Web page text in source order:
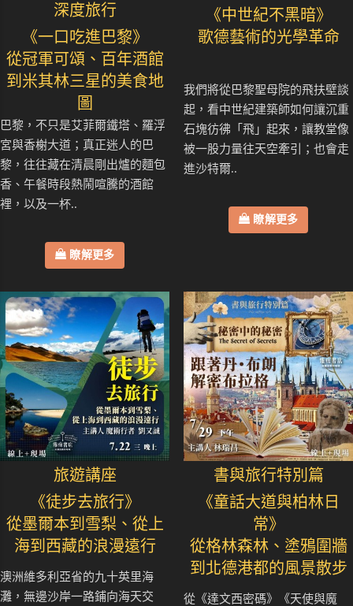
深度旅行
《一口吃進巴黎》
從冠軍可頌、百年酒館
到米其林三星的美食地
圖
巴黎，不只是艾菲爾鐵塔、羅浮
宮與香榭大道；真正迷人的巴
黎，往往藏在清晨剛出爐的麵包
香、午餐時段熱鬧喧騰的酒館
裡，以及一杯..
瞭解更多
《中世紀不黑暗》
歌德藝術的光學革命
我們將從巴黎聖母院的飛扶壁談
起，看中世紀建築師如何讓沉重
石塊彷彿「飛」起來，讓教堂像
被一股力量往天空牽引；也會走
進沙特爾..
瞭解更多
旅遊講座
《徒步去旅行》
從墨爾本到雪梨、從上
海到西藏的浪漫遠行
澳洲維多利亞省的九十英里海
灘，無邊沙岸一路鋪向海天交
書與旅行特別篇
《童話大道與柏林日
常》
從格林森林、塗鴉圍牆
到北德港都的風景散步
從《達文西密碼》《天使與魔